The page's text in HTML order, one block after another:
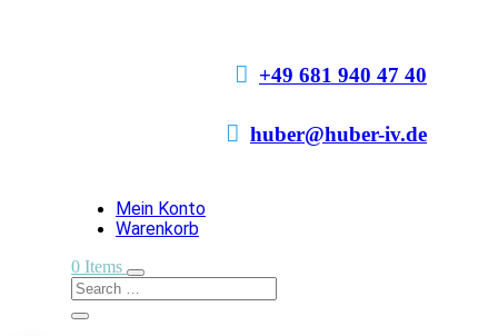
 +49 681 940 47 40
 huber@huber-iv.de
Mein Konto
Warenkorb
0 Items